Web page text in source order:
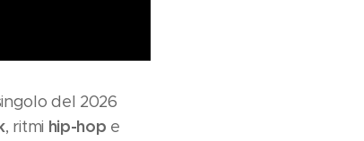
del 2026
, ritmi hip-hop e